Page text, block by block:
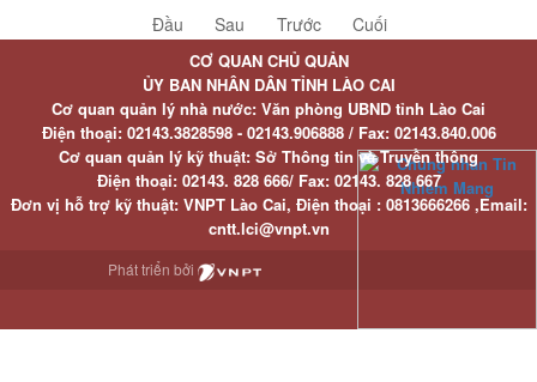
Đầu
Sau Trước Cuối
CƠ QUAN CHỦ QUẢN
ỦY BAN NHÂN DÂN TỈNH LÀO CAI
Cơ quan quản lý nhà nước: Văn phòng UBND tỉnh Lào Cai
Điện thoại:02143.3828598 - 02143.906888 / Fax:02143.840.006
Cơ quan quản lý kỹ thuật: Sở Thông tin và Truyền thông
Điện thoại:02143. 828 666/ Fax:02143. 828 667
Đơn vị hỗ trợ kỹ thuật: VNPT Lào Cai, Điện thoại : 0813666266 ,Email:
cntt.lci@vnpt.vn
Phát triển bởi